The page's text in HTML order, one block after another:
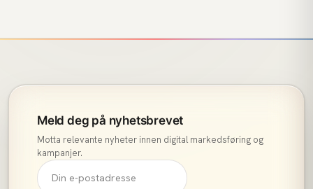
Meld deg på nyhetsbrevet
Motta relevante nyheter innen digital markedsføring og
kampanjer.